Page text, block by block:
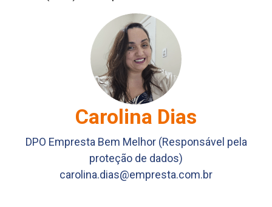
Carolina Dias
DPO Empresta Bem Melhor (Responsável pela
proteção de dados)
carolina.dias@empresta.com.br